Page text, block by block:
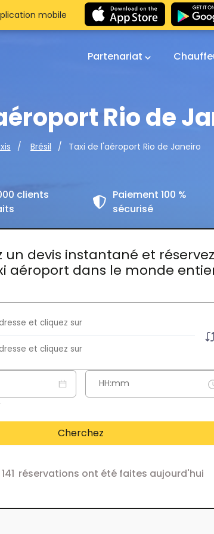
Partenariat
Rio de
Brésil Taxi de l'aéroport Rio de Janeiro
clients
Paiement 100 %
sécurisé
un devis instantané et réservez
aéroport dans le monde
Cherchez
141 réservations ont été faites aujourd'hui
mobile